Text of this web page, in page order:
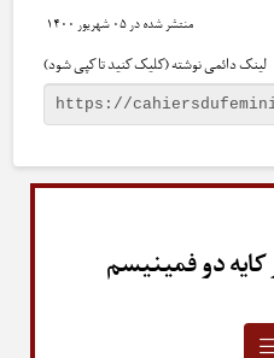
۰۵ شهریور ۱۴۰۰
لینک دائمی نوشته (کلیک کنید تا کپی شود)
کایه دو فمینیسم